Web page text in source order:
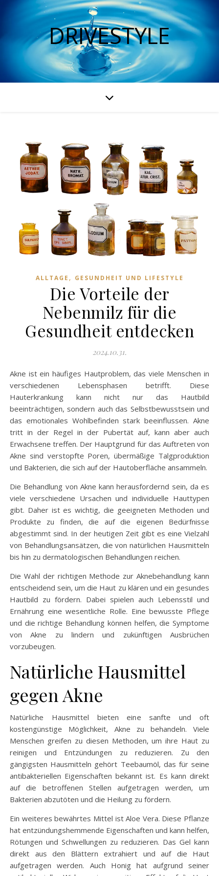
DRIVESTYLE
ALLTAGE , GESUNDHEIT UND LIFESTYLE
Die Vorteile der
Nebenmilz für die
Gesundheit entdecken
2024.10.31.
Akne ist ein häufiges Hautproblem, das viele Menschen in
verschiedenen Lebensphasen betrifft. Diese
Hauterkrankung kann nicht nur das Hautbild
beeinträchtigen, sondern auch das Selbstbewusstsein und
das emotionales Wohlbefinden stark beeinflussen. Akne
tritt in der Regel in der Pubertät auf, kann aber auch
Erwachsene treffen. Der Hauptgrund für das Auftreten von
Akne sind verstopfte Poren, übermäßige Talgproduktion
und Bakterien, die sich auf der Hautoberfläche ansammeln.
Die Behandlung von Akne kann herausfordernd sein, da es
viele verschiedene Ursachen und individuelle Hauttypen
gibt. Daher ist es wichtig, die geeigneten Methoden und
Produkte zu finden, die auf die eigenen Bedürfnisse
abgestimmt sind. In der heutigen Zeit gibt es eine Vielzahl
von Behandlungsansätzen, die von natürlichen Hausmitteln
bis hin zu dermatologischen Behandlungen reichen.
Die Wahl der richtigen Methode zur Aknebehandlung kann
entscheidend sein, um die Haut zu klären und ein gesundes
Hautbild zu fördern. Dabei spielen auch Lebensstil und
Ernährung eine wesentliche Rolle. Eine bewusste Pflege
und die richtige Behandlung können helfen, die Symptome
von Akne zu lindern und zukünftigen Ausbrüchen
vorzubeugen.
Natürliche Hausmittel
gegen Akne
Natürliche Hausmittel bieten eine sanfte und oft
kostengünstige Möglichkeit, Akne zu behandeln. Viele
Menschen greifen zu diesen Methoden, um ihre Haut zu
reinigen und Entzündungen zu reduzieren. Zu den
gängigsten Hausmitteln gehört Teebaumöl, das für seine
antibakteriellen Eigenschaften bekannt ist. Es kann direkt
auf die betroffenen Stellen aufgetragen werden, um
Bakterien abzutöten und die Heilung zu fördern.
Ein weiteres bewährtes Mittel ist Aloe Vera. Diese Pflanze
hat entzündungshemmende Eigenschaften und kann helfen,
Rötungen und Schwellungen zu reduzieren. Das Gel kann
direkt aus den Blättern extrahiert und auf die Haut
aufgetragen werden. Auch Honig hat aufgrund seiner